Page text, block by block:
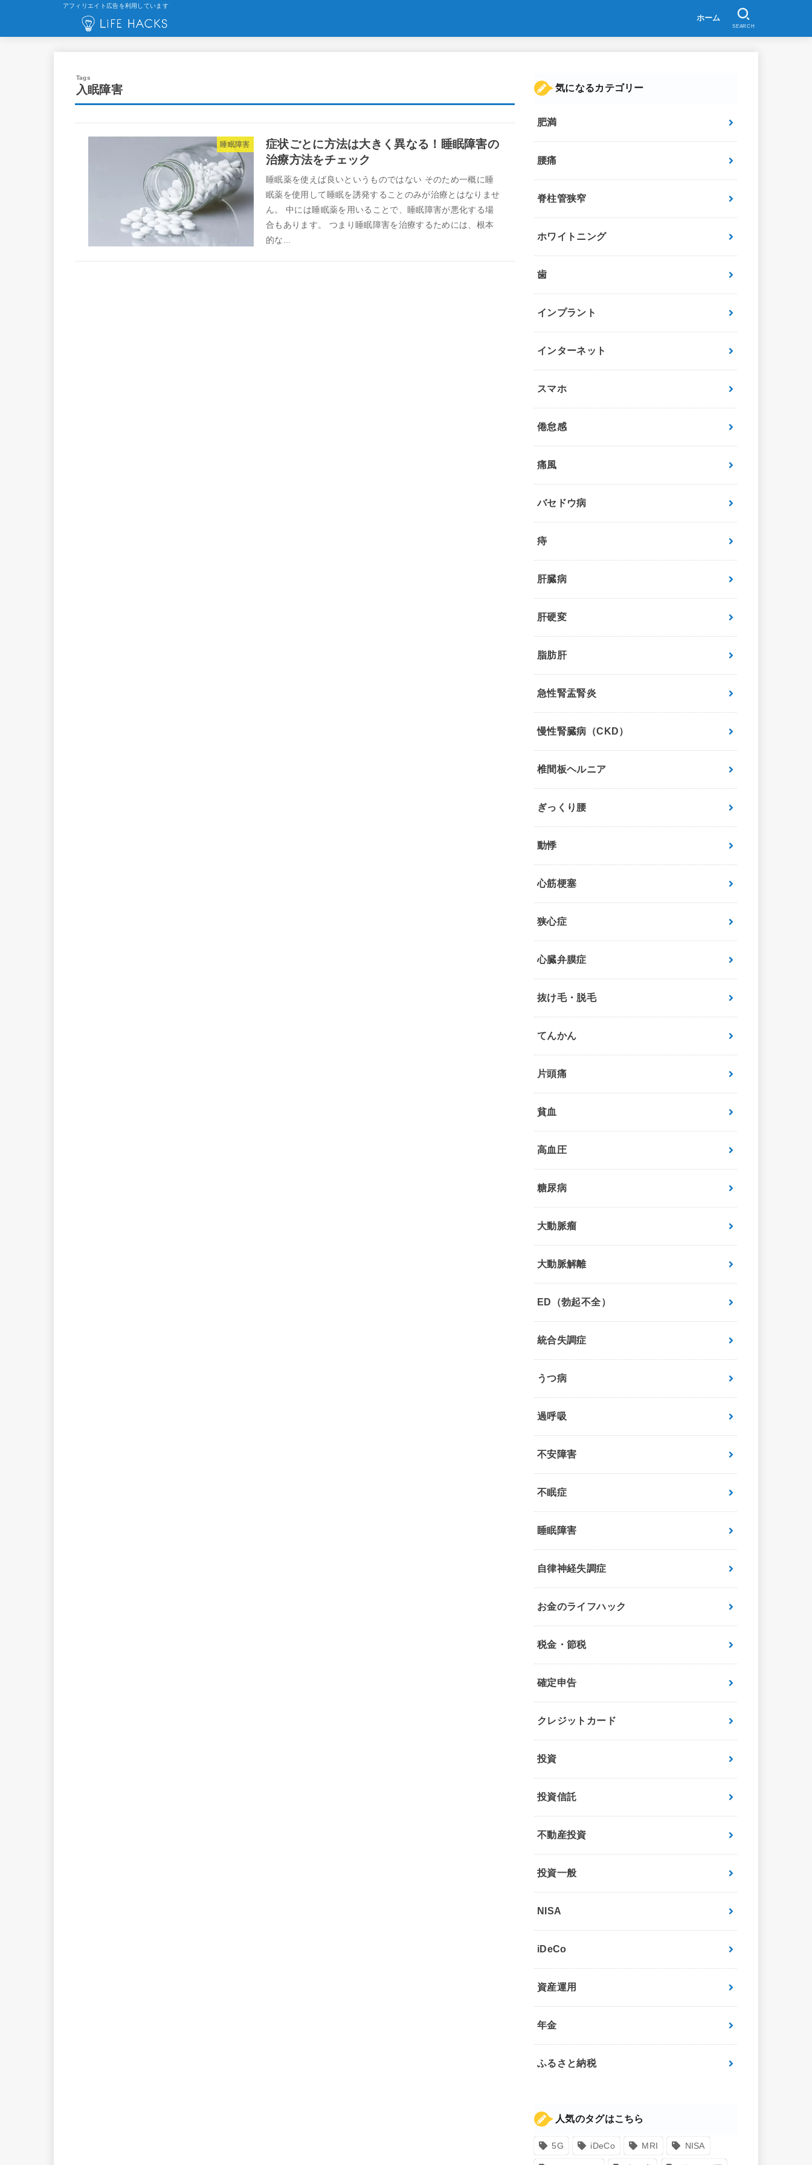
アフィリエイト広告を利用しています
ホーム
SEARCH
入眠障害
睡眠障害
症状ごとに方法は大きく異なる！睡眠障害の
治療方法をチェック
睡眠薬を使えば良いというものではない そのため一概に睡
眠薬を使用して睡眠を誘発することのみが治療とはなりませ
ん。 中には睡眠薬を用いることで、睡眠障害が悪化する場
合もあります。 つまり睡眠障害を治療するためには、根本
的な...
気になるカテゴリー
肥満
腰痛
脊柱管狭窄
ホワイトニング
歯
インプラント
インターネット
スマホ
倦怠感
痛風
バセドウ病
痔
肝臓病
肝硬変
脂肪肝
急性腎盂腎炎
慢性腎臓病（CKD）
椎間板ヘルニア
ぎっくり腰
動悸
心筋梗塞
狭心症
心臓弁膜症
抜け毛・脱毛
てんかん
片頭痛
貧血
高血圧
糖尿病
大動脈瘤
大動脈解離
ED（勃起不全）
統合失調症
うつ病
過呼吸
不安障害
不眠症
睡眠障害
自律神経失調症
お金のライフハック
税金・節税
確定申告
クレジットカード
投資
投資信託
不動産投資
投資一般
NISA
iDeCo
資産運用
年金
ふるさと納税
人気のタグはこちら
5G iDeCo MRI NISA